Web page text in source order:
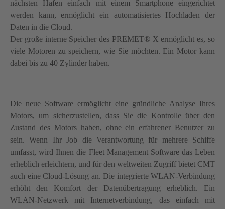
nächsten Hafen einfach mit einem Smartphone eingerichtet
werden kann, ermöglicht ein automatisiertes Hochladen der
Daten in die Cloud.
Der große interne Speicher des PREMET® X ermöglicht es, so
viele Motoren zu speichern, wie Sie möchten. Ein Motor kann
dabei bis zu 40 Zylinder haben.
Die neue Software ermöglicht eine gründliche Analyse Ihres
Motors, um sicherzustellen, dass Sie die Kontrolle über den
Zustand des Motors haben, ohne ein erfahrener Benutzer zu
sein. Wenn Ihr Job die Verantwortung für mehrere Schiffe
umfasst, wird Ihnen die Fleet Management Software das Leben
erheblich erleichtern, und für den weltweiten Zugriff bietet CMT
auch eine Cloud-Lösung an. Die integrierte WLAN-Verbindung
erhöht den Komfort der Datenübertragung erheblich. Ein
WLAN-Netzwerk mit Internetverbindung, das einfach mit